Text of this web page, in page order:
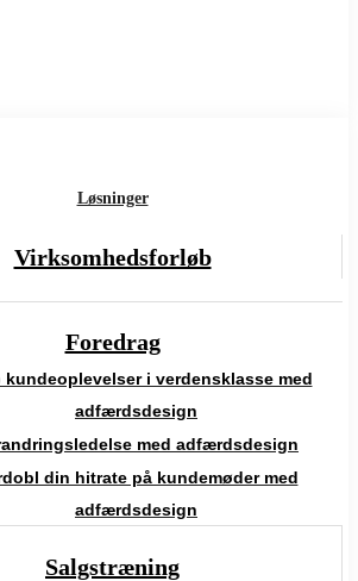
Løsninger
Virksomhedsforløb
Foredrag
kundeoplevelser i verdensklasse med
adfærdsdesign
med adfærdsdesign
din hitrate på kundemøder med
adfærdsdesign
Salgstræning